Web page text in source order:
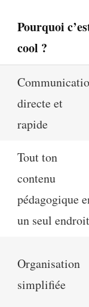
Pourquoi
cool ?
directe et
rapide
Tout ton
contenu
pédagogique
un seul endroit
Organisation
simplifiée